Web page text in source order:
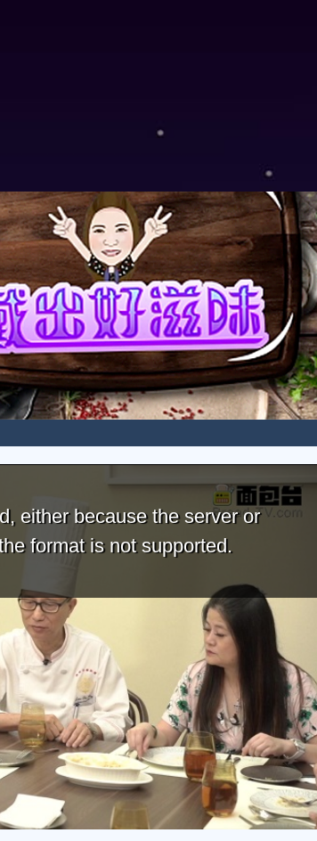
either because the server or
format is not supported.